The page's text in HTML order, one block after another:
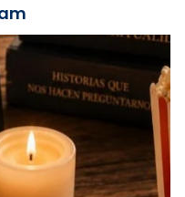
Vatican
news/2026-
papa-viaje-